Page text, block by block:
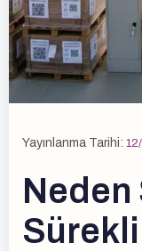
Yayınlanma Tarihi:
Neden